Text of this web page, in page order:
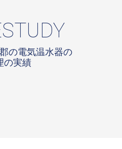
の電気温水器の
の実績